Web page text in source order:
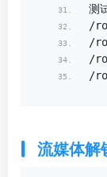
测
/
/
/
/
流媒体解